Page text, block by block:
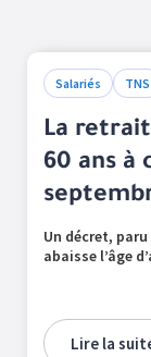
Salariés TNS
La
60 ans à
Un décret,
abaisse l’âge
Lire la